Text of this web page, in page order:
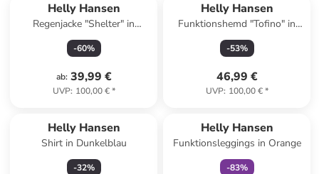
Helly Hansen
Regenjacke "Shelter" in
Hellblau
-60%
ab: 39,99 €
UVP: 100,00 €*
Helly Hansen
Funktionshemd "Tofino" in
Dunkelblau
-53%
46,99 €
UVP: 100,00 €*
Helly Hansen
Shirt in Dunkelblau
-32%
Helly Hansen
Funktionsleggings in Orange
-83%